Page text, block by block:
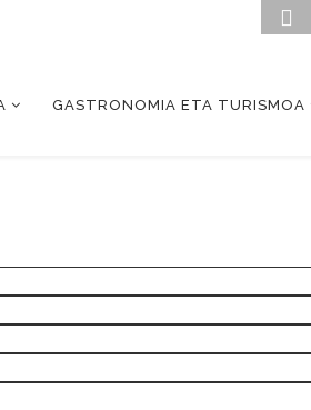
GASTRONOMIA ETA TURISMOA